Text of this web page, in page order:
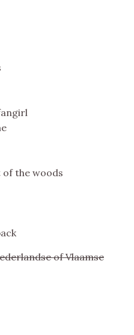
of the woods
of Vlaamse